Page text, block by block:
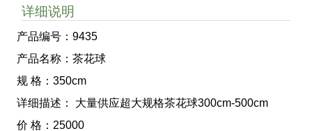
详细说明
产品编号：9435
产品名称：茶花球
规 格：350cm
详细描述： 大量供应超大规格茶花球300cm-500cm
价 格：25000